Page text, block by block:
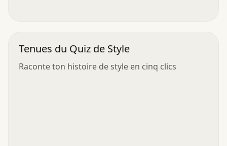
Tenues du Quiz de Style
Raconte ton histoire de style en cinq clics